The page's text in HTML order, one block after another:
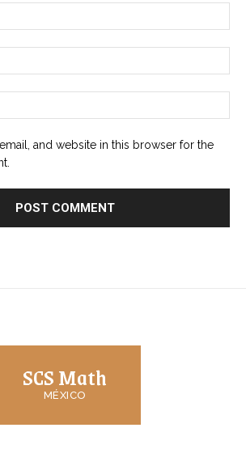
and website in this browser for the
SCS Math
MÉXICO